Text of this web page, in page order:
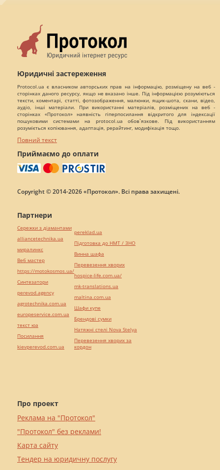
Юридичні застереження
Protocol.ua є власником авторських прав на інформацію, розміщену на веб -
сторінках даного ресурсу, якщо не вказано інше. Під інформацією розуміються
тексти, коментарі, статті, фотозображення, малюнки, ящик-шота, скани, відео,
аудіо, інші матеріали. При використанні матеріалів, розміщених на веб -
сторінках «Протокол» наявність гіперпосилання відкритого для індексації
пошуковими системами на protocol.ua обов`язкове. Під використанням
розуміється копіювання, адаптація, рерайтинг, модифікація тощо.
Повний текст
Приймаємо до оплати
Copyright © 2014-2026 «Протокол». Всі права захищені.
Про проект
Реклама на "Протокол"
"Протокол" без реклами!
Карта сайту
Тендер на юридичну послугу
Партнери
Сережки з діамантами
alliancetechnika.ua
миралинкс
Веб мастер
https://motokosmos.ua/
Синтезатори
perevod.agency
agrotechnika.com.ua
europeservice.com.ua
текст юа
Посилання
kievperevod.com.ua
pereklad.ua
Підготовка до НМТ / ЗНО
Винна шафа
Перевезення хворих
hospice-life.com.ua/
mk-translations.ua
maltina.com.ua
Шафи купе
Брендові сумки
Натяжні стелі Nova Stelya
Перевезення хворих за
кордон